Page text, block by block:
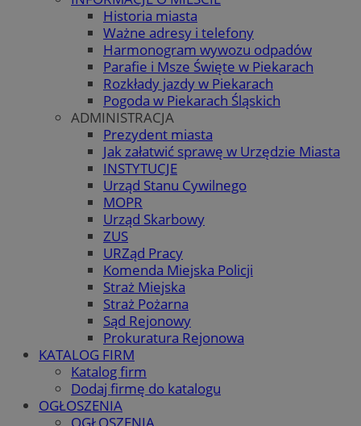
Historia miasta
Ważne adresy i telefony
Harmonogram wywozu odpadów
Parafie i Msze Święte w Piekarach
Rozkłady jazdy w Piekarach
Pogoda w Piekarach Śląskich
ADMINISTRACJA
Prezydent miasta
Jak załatwić sprawę w Urzędzie Miasta
INSTYTUCJE
Urząd Stanu Cywilnego
MOPR
Urząd Skarbowy
ZUS
URZąd Pracy
Komenda Miejska Policji
Straż Miejska
Straż Pożarna
Sąd Rejonowy
Prokuratura Rejonowa
KATALOG FIRM
Katalog firm
Dodaj firmę do katalogu
OGŁOSZENIA